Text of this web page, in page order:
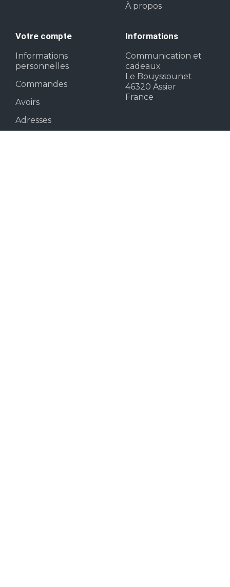
À propos
Votre compte
Informations
personnelles
Commandes
Avoirs
Adresses
Informations
Communication et
cadeaux
Le Bouyssounet
46320 Assier
France